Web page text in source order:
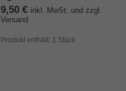
9,50 € inkl. MwSt. und zzgl.
Versand
Produkt enthält: 1 Stück